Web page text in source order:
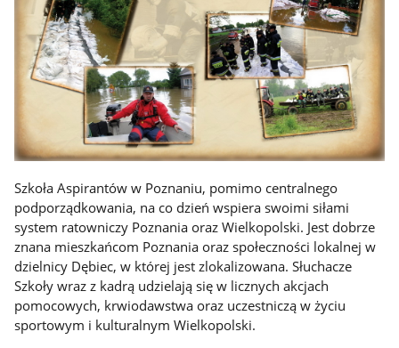
Szkoła Aspirantów w Poznaniu, pomimo centralnego
podporządkowania, na co dzień wspiera swoimi siłami
system ratowniczy Poznania oraz Wielkopolski. Jest dobrze
znana mieszkańcom Poznania oraz społeczności lokalnej w
dzielnicy Dębiec, w której jest zlokalizowana. Słuchacze
Szkoły wraz z kadrą udzielają się w licznych akcjach
pomocowych, krwiodawstwa oraz uczestniczą w życiu
sportowym i kulturalnym Wielkopolski.